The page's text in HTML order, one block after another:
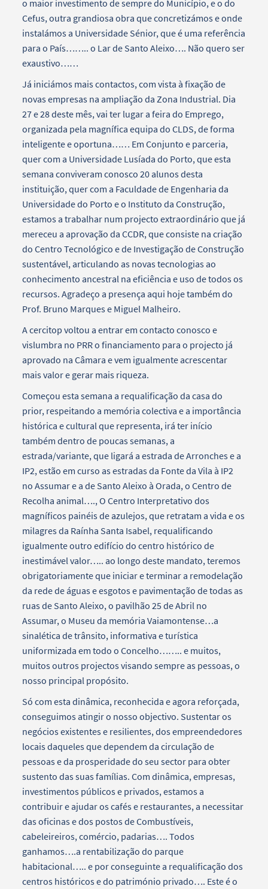
o maior investimento de sempre do Município, e o do
Cefus, outra grandiosa obra que concretizámos e onde
instalámos a Universidade Sénior, que é uma referência
para o País…….. o Lar de Santo Aleixo…. Não quero ser
exaustivo……
Já iniciámos mais contactos, com vista à fixação de
novas empresas na ampliação da Zona Industrial. Dia
27 e 28 deste mês, vai ter lugar a feira do Emprego,
organizada pela magnífica equipa do CLDS, de forma
inteligente e oportuna…… Em Conjunto e parceria,
quer com a Universidade Lusíada do Porto, que esta
semana conviveram conosco 20 alunos desta
instituição, quer com a Faculdade de Engenharia da
Universidade do Porto e o Instituto da Construção,
estamos a trabalhar num projecto extraordinário que já
mereceu a aprovação da CCDR, que consiste na criação
do Centro Tecnológico e de Investigação de Construção
sustentável, articulando as novas tecnologias ao
conhecimento ancestral na eficiência e uso de todos os
recursos. Agradeço a presença aqui hoje também do
Prof. Bruno Marques e Miguel Malheiro.
A cercitop voltou a entrar em contacto conosco e
vislumbra no PRR o financiamento para o projecto já
aprovado na Câmara e vem igualmente acrescentar
mais valor e gerar mais riqueza.
Começou esta semana a requalificação da casa do
prior, respeitando a memória colectiva e a importância
histórica e cultural que representa, irá ter início
também dentro de poucas semanas, a
estrada/variante, que ligará a estrada de Arronches e a
IP2, estão em curso as estradas da Fonte da Vila à IP2
no Assumar e a de Santo Aleixo à Orada, o Centro de
Recolha animal…., O Centro Interpretativo dos
magníficos painéis de azulejos, que retratam a vida e os
milagres da Raínha Santa Isabel, requalificando
igualmente outro edifício do centro histórico de
inestimável valor….. ao longo deste mandato, teremos
obrigatoriamente que iniciar e terminar a remodelação
da rede de águas e esgotos e pavimentação de todas as
ruas de Santo Aleixo, o pavilhão 25 de Abril no
Assumar, o Museu da memória Vaiamontense…a
sinalética de trânsito, informativa e turística
uniformizada em todo o Concelho…….. e muitos,
muitos outros projectos visando sempre as pessoas, o
nosso principal propósito.
Só com esta dinâmica, reconhecida e agora reforçada,
conseguimos atingir o nosso objectivo. Sustentar os
negócios existentes e resilientes, dos empreendedores
locais daqueles que dependem da circulação de
pessoas e da prosperidade do seu sector para obter
sustento das suas famílias. Com dinâmica, empresas,
investimentos públicos e privados, estamos a
contribuir e ajudar os cafés e restaurantes, a necessitar
das oficinas e dos postos de Combustíveis,
cabeleireiros, comércio, padarias…. Todos
ganhamos….a rentabilização do parque
habitacional….. e por conseguinte a requalificação dos
centros históricos e do património privado…. Este é o